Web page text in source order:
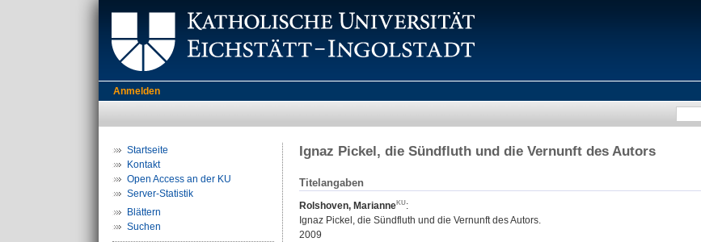
Anmelden
Startseite
Kontakt
Open Access an der KU
Server-Statistik
Blättern
Suchen
Ignaz Pickel, die Sündfluth und die Vernunft des Autors
Titelangaben
Rolshoven, Marianne
:
Ignaz Pickel, die Sündfluth und die Vernunft des Autors.
2009